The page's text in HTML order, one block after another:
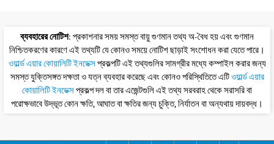
ব্যবহারের নোটিশ: প্রকাশনার সময় সমস্ত বায়ু গুণমান তথ্য অ-বৈধ হয় এবং গুণমান
নিশ্চিতকরণের কারণে এই তথ্যটি যে কোনও সময়ে নোটিশ ছাড়াই সংশোধন করা যেতে পারে।
ওয়ার্ল্ড এয়ার কোয়ালিটি ইনডেক্সপ্রকল্পটি এই তথ্যগুলির সামগ্রীর মধ্যে কম্পাইল করার জন্য
সমস্ত যুক্তিসঙ্গত দক্ষতা ও যত্ন ব্যবহার করেছে এবং কোনও পরিস্থিতিতে এটিওয়ার্ল্ড এয়ার
কোয়ালিটি ইনডেক্সপ্রকল্প দল বা তার এজেন্টগুলি এই তথ্য সরবরাহ থেকে সরাসরি বা
পরোক্ষভাবে উদ্ভূত কোন ক্ষতি, আঘাত বা ক্ষতির জন্য চুক্তি, নির্যাতন বা অন্যথায় দায়বদ্ধ।